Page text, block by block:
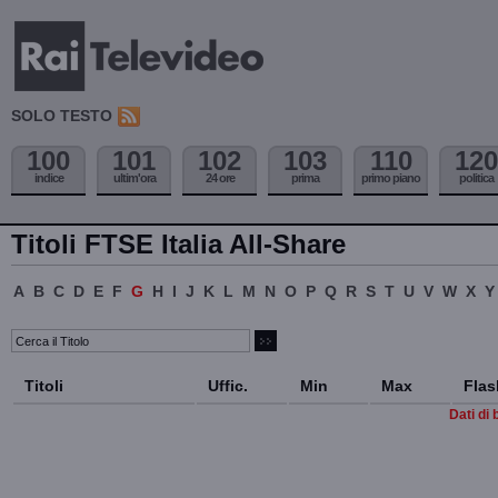
SOLO TESTO
100
indice
101
ultim'ora
102
24 ore
103
prima
110
primo piano
120
politica
Titoli FTSE Italia All-Share
A B C D E F G H I J K L M N O P Q R S T U V W X Y
Titoli Uffic. Min Max
Dati di